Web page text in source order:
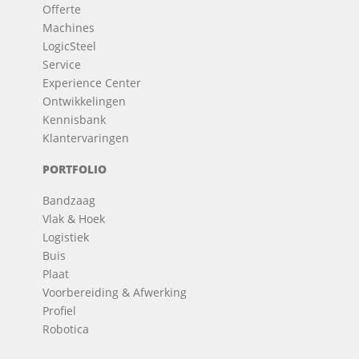
Offerte
Machines
LogicSteel
Service
Experience Center
Ontwikkelingen
Kennisbank
Klantervaringen
PORTFOLIO
Bandzaag
Vlak & Hoek
Logistiek
Buis
Plaat
Voorbereiding & Afwerking
Profiel
Robotica